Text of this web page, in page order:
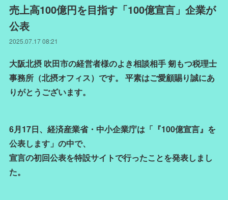
売上高100億円を目指す「100億宣言」企業が
公表
2025.07.17 08:21
大阪北摂 吹田市の経営者様のよき相談相手 剱もつ税理士
事務所（北摂オフィス）です。 平素はご愛顧賜り誠にあ
りがとうございます。
6月17日、経済産業省・中小企業庁は「『100億宣言』を
公表します」の中で、
宣言の初回公表を特設サイトで行ったことを発表しまし
た。